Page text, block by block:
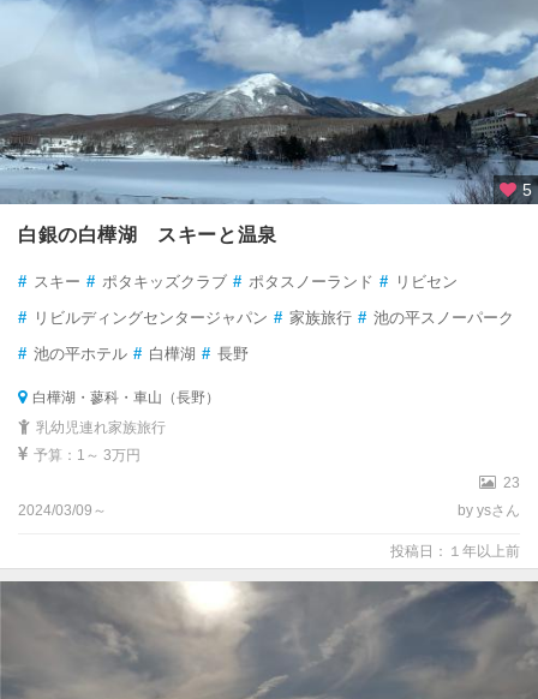
5
白銀の白樺湖 スキーと温泉
# スキー # ポタキッズクラブ # ポタスノーランド # リビセン
# リビルディングセンタージャパン # 家族旅行 # 池の平スノーパーク
# 池の平ホテル # 白樺湖 # 長野
白樺湖・蓼科・車山（長野）
乳幼児連れ家族旅行
予算：1～ 3万円
23
2024/03/09～
by ysさん
投稿日：１年以上前